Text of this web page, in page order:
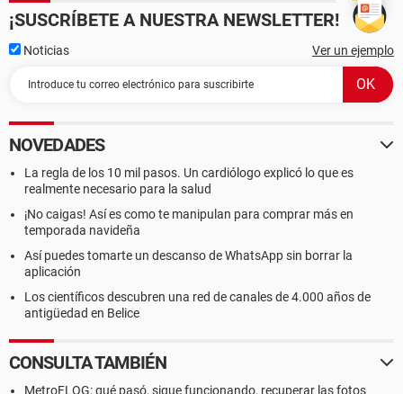
¡SUSCRÍBETE A NUESTRA NEWSLETTER!
Noticias Ver un ejemplo
NOVEDADES
La regla de los 10 mil pasos. Un cardiólogo explicó lo que es
realmente necesario para la salud
¡No caigas! Así es como te manipulan para comprar más en
temporada navideña
Así puedes tomarte un descanso de WhatsApp sin borrar la
aplicación
Los científicos descubren una red de canales de 4.000 años de
antigüedad en Belice
CONSULTA TAMBIÉN
MetroFLOG: qué pasó, sigue funcionando, recuperar las fotos